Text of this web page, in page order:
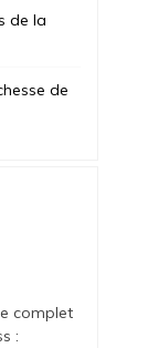
de la
de
complet
: